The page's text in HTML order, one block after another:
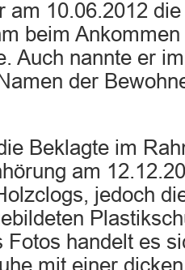
am 10.06.2012
beim
Auch nannte er
der
Beklagte im
am
jedoch
Fotos handelt es
mit einer